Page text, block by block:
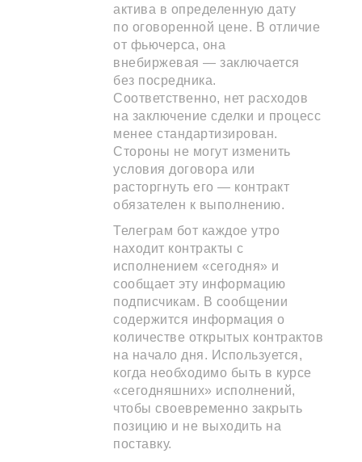
актива в определенную дату
по оговоренной цене. В отличие
от фьючерса, она
внебиржевая — заключается
без посредника.
Соответственно, нет расходов
на заключение сделки и процесс
менее стандартизирован.
Стороны не могут изменить
условия договора или
расторгнуть его — контракт
обязателен к выполнению.
Телеграм бот каждое утро
находит контракты с
исполнением «сегодня» и
сообщает эту информацию
подписчикам. В сообщении
содержится информация о
количестве открытых контрактов
на начало дня. Используется,
когда необходимо быть в курсе
«сегодняшних» исполнений,
чтобы своевременно закрыть
позицию и не выходить на
поставку.